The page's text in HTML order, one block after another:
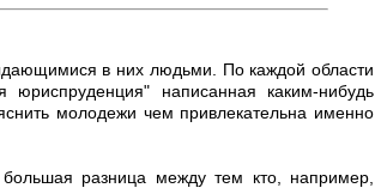
в них людьми. По каждой области
юриспруденция" написанная каким-нибудь
молодежи чем привлекательна именно
разница между тем кто, например,